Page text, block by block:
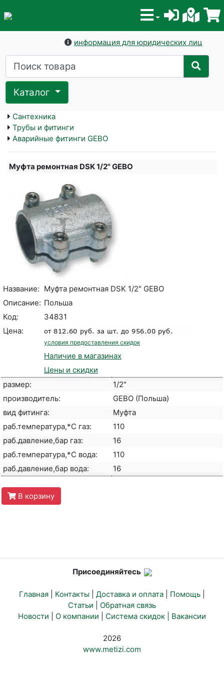
информация для юридических лиц
Каталог
Сантехника
Трубы и фитинги
Аварийные фитинги GEBO
Муфта ремонтная DSK 1/2" GEBO
Название: Муфта ремонтная DSK 1/2" GEBO
Описание: Польша
Код:
34831
Цена:
условия предоставления скидок
Наличие в магазинах
Цены и скидки
размер:
1/2"
производитель:
GEBO (Польша)
вид фитинга:
Муфта
раб.температура,*С газ:
110
раб.давление,бар газ:
16
раб.температура,*С вода:
110
раб.давление,бар вода:
16
В корзину
Присоединяйтесь
Главная Контакты Доставка и оплата Помощь
Статьи
Обратная связь
Новости
О компании Система скидок | Вакансии
2026
www.metizi.com